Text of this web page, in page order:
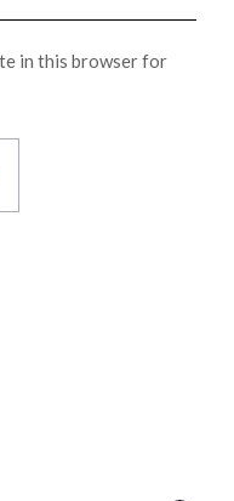
in this browser for